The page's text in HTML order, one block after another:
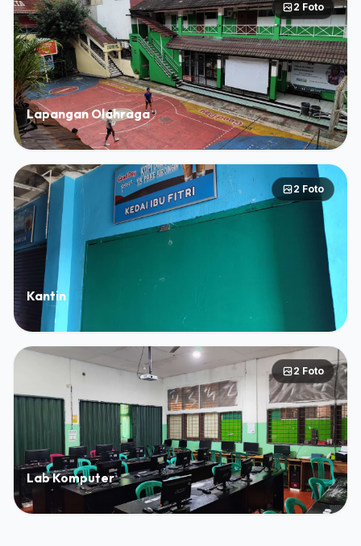
2 Foto
Lapangan Olahraga
2 Foto
Kantin
2 Foto
Lab Komputer